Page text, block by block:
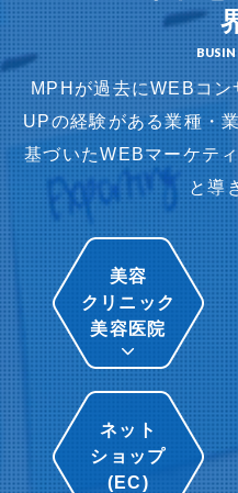
MPHが過去にWEBコ
UPの経験がある業種・
基づいたWEBマーケテ
と導
美容
クリニック
美容医院
ネット
ショップ
(EC)